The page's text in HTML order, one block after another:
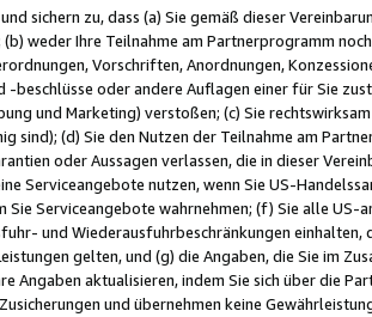
sichern zu, dass (a) Sie gemäß dieser
weder Ihre Teilnahme am Partnerprogramm
Vorschriften, Anordnungen,
-beschlüsse oder andere Auflagen einer für Sie
und Marketing) verstoßen; (c) Sie
sind); (d) Sie den Nutzen der Teilnahme am
oder Aussagen verlassen, die in dieser
Serviceangebote nutzen, wenn Sie US-
Sie Serviceangebote wahrnehmen; (f) Sie alle
und Wiederausfuhrbeschränkungen
gelten, und (g) die Angaben, die Sie im
Angaben aktualisieren, indem Sie sich über die
und übernehmen keine